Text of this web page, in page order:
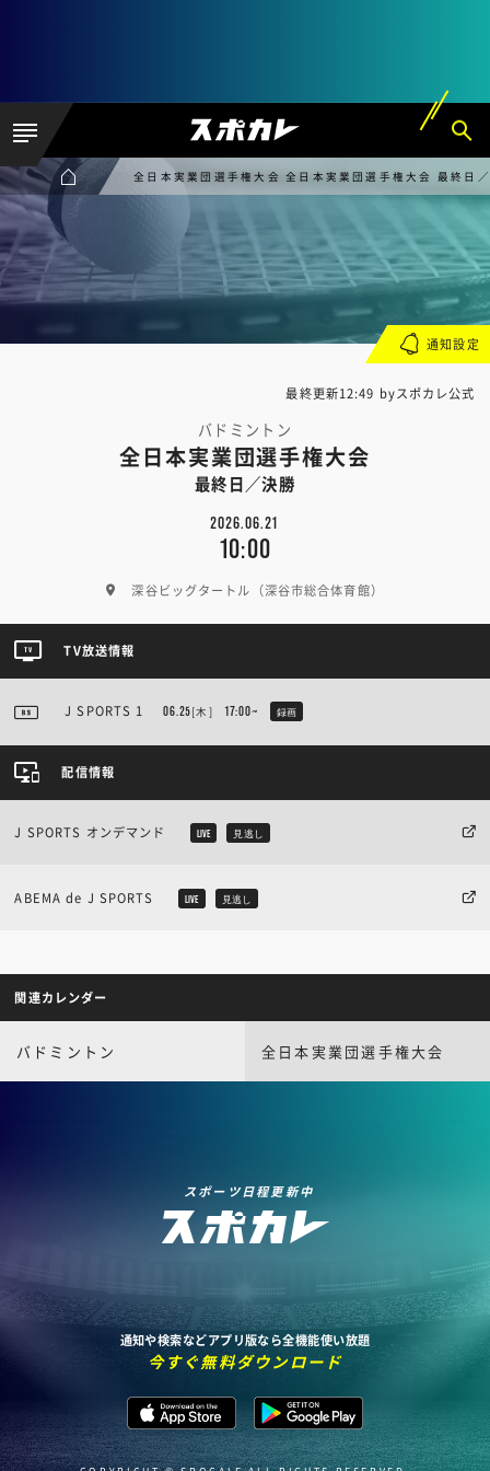
全日本実業団選手権大会 全日本実業団選手権大会 最終日
最終更新12:49 byスポカレ公式
バドミントン
全日本実業団選手権大会
最終日／決勝
2026.06.21
10:00
深谷ビッグタートル（深谷市総合体育館）
通知設定
TV放送情報
J SPORTS 1 06.25[木] 17:00~ 録画
配信情報
J SPORTS オンデマンド LIVE 見逃し
ABEMA de J SPORTS LIVE 見逃し
関連カレンダー
バドミントン 全日本実業団選手権大会
スポーツ日程更新中
通知や検索などアプリ版なら全機能使い放題
今すぐ無料ダウンロード